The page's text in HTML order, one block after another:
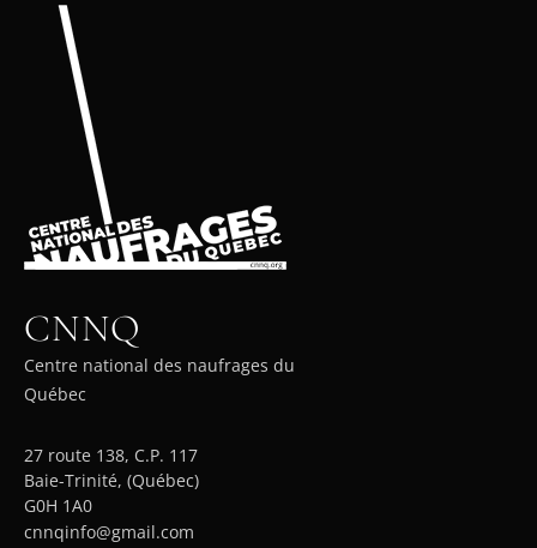
CNNQ
Centre national des naufrages du
Québec
27 route 138, C.P. 117
Baie-Trinité, (Québec)
G0H 1A0
cnnqinfo@gmail.com